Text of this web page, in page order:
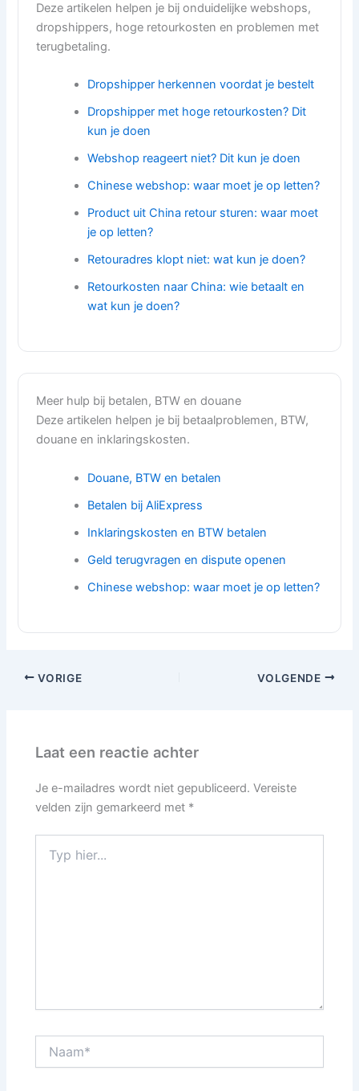
Deze artikelen helpen je bij onduidelijke webshops,
dropshippers, hoge retourkosten en problemen met
terugbetaling.
Dropshipper herkennen voordat je bestelt
Dropshipper met hoge retourkosten? Dit
kun je doen
Webshop reageert niet? Dit kun je doen
Chinese webshop: waar moet je op letten?
Product uit China retour sturen: waar moet
je op letten?
Retouradres klopt niet: wat kun je doen?
Retourkosten naar China: wie betaalt en
wat kun je doen?
Meer hulp bij betalen, BTW en douane
Deze artikelen helpen je bij betaalproblemen, BTW,
douane en inklaringskosten.
Douane, BTW en betalen
Betalen bij AliExpress
Inklaringskosten en BTW betalen
Geld terugvragen en dispute openen
Chinese webshop: waar moet je op letten?
VORIGE VOLGENDE
Laat een reactie achter
Je e-mailadres wordt niet gepubliceerd. Vereiste
velden zijn gemarkeerd met *
hier...